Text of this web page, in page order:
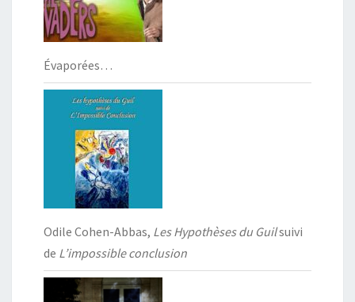
Évaporées…
Odile Cohen-Abbas, Les Hypothèses du Guilsuivi
de L’impossible conclusion